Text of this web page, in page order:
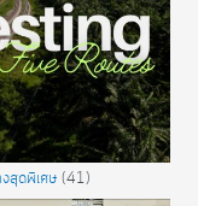
งสุดพิเศษ (41)